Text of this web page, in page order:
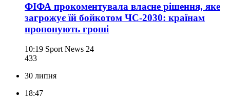
ФІФА прокоментувала власне рішення, яке
загрожує їй бойкотом ЧС-2030: країнам
пропонують гроші
10:19 Sport News 24
433
30 липня
18:47